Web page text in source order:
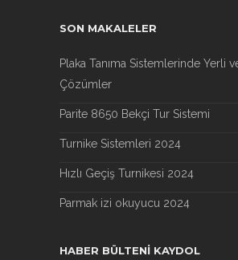
SON MAKALELER
Plaka Tanıma Sistemlerinde Yerli
Çözümler
Parite 8650 Bekçi Tur Sistemi
Turnike Sistemleri 2024
Hızlı Geçiş Turnikesi 2024
Parmak izi okuyucu 2024
HABER BÜLTENI KAYDOL